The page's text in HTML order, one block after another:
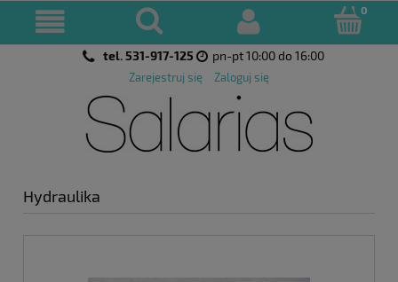
tel. 531-917-125 pn-pt 10:00 do 16:00
Zarejestruj się Zaloguj się
Hydraulika